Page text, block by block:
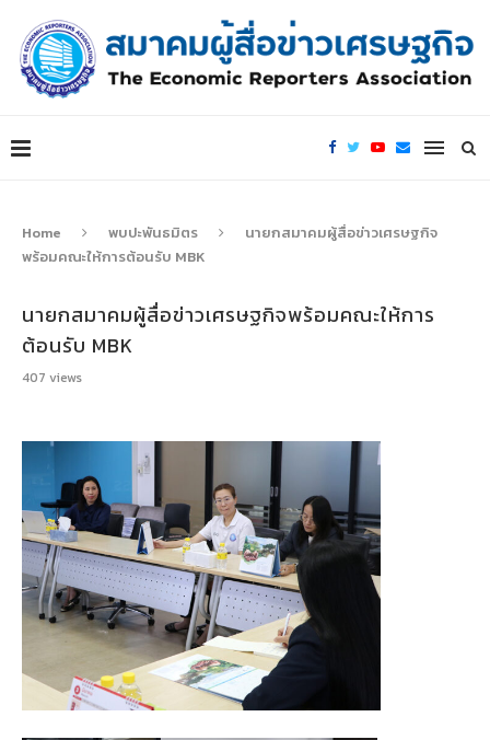
Home พบปะพันธมิตร
นายกสมาคมผู้สื่อข่าวเศรษฐกิจ
พร้อมคณะให้การต้อนรับ MBK
นายกสมาคมผู้สื่อข่าวเศรษฐกิจพร้อมคณะให้การ
ต้อนรับ MBK
407 views